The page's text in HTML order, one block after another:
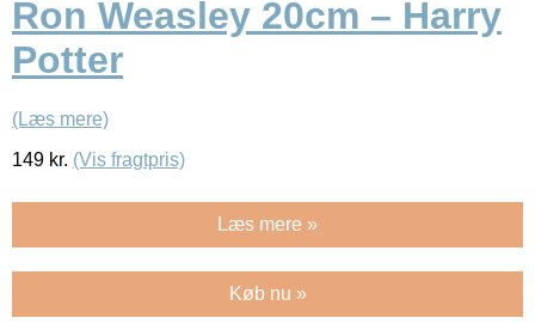
Ron Weasley 20cm – Harry
Potter
(Læs mere)
149 kr. (Vis fragtpris)
Læs mere »
Køb nu »